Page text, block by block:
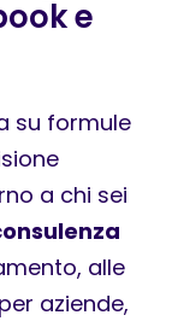
e
su formule
a chi sei
alle
per aziende,